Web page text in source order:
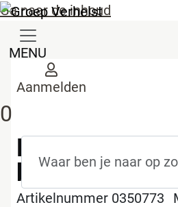
Ga naar de inhoud
MENU
Aanmelden
0
Lava stenen
bag 500kg
Artikelnummer 0350773